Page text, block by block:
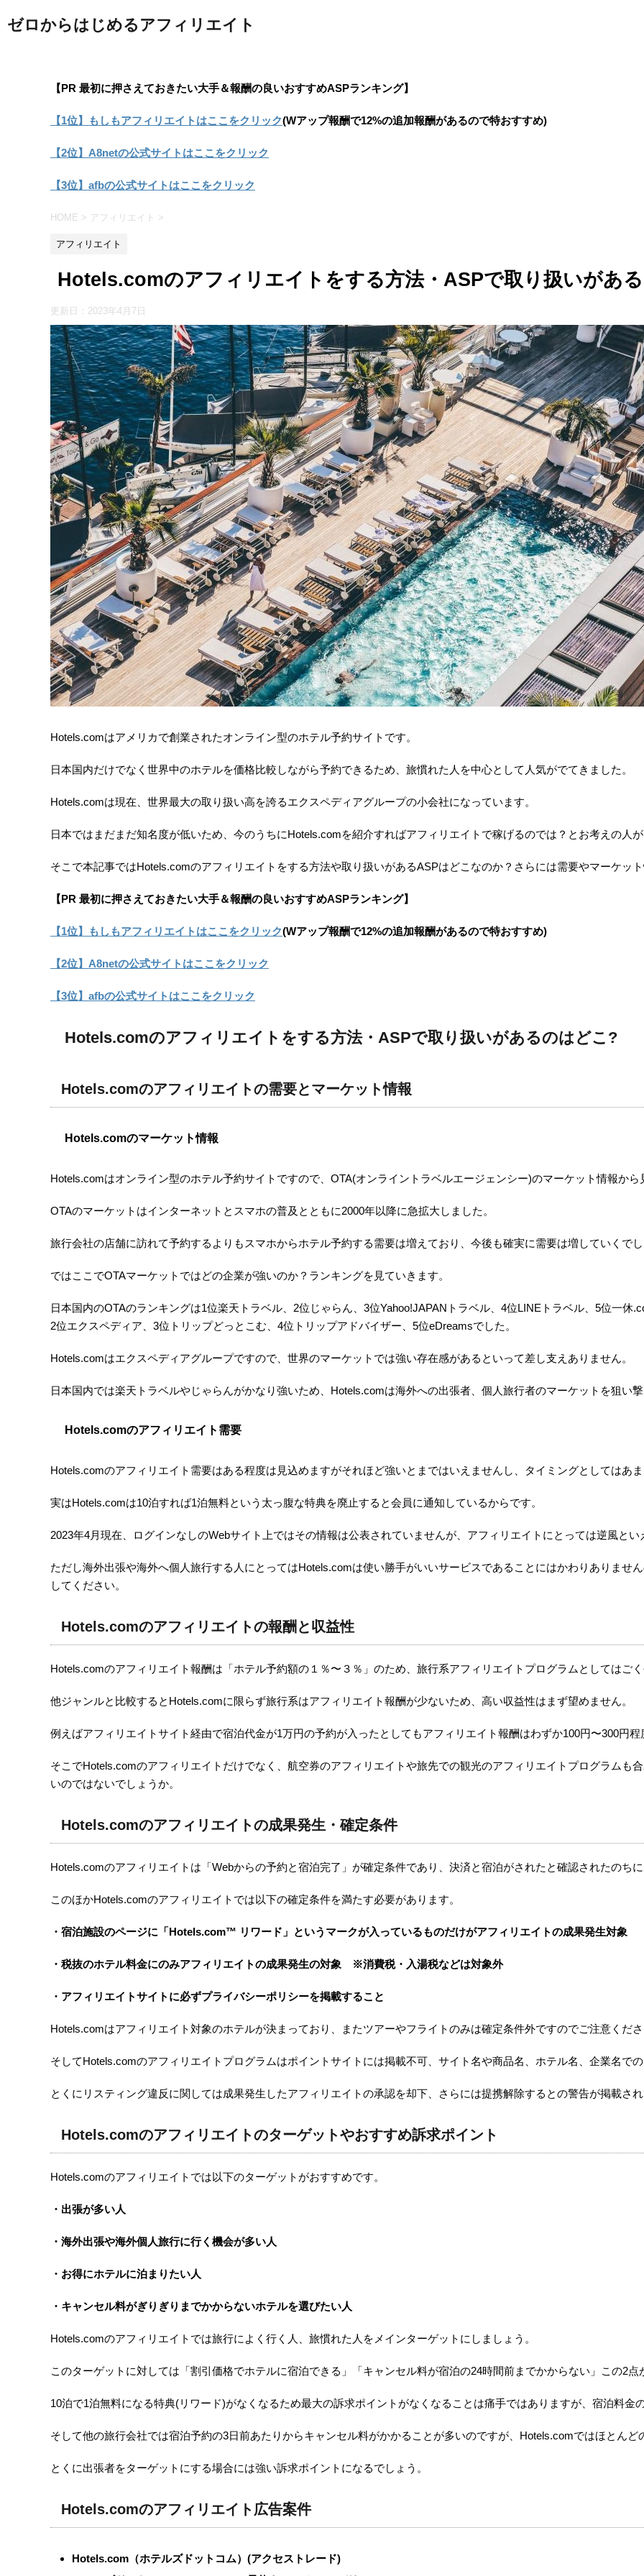
ゼロからはじめるアフィリエイト
【PR 最初に押さえておきたい大手＆報酬の良いおすすめASPランキング】
【1位】もしもアフィリエイトはここをクリック(Wアップ報酬で12%の追加報酬があるので特おすすめ)
【2位】A8netの公式サイトはここをクリック
【3位】afbの公式サイトはここをクリック
HOME > アフィリエイト >
アフィリエイト
Hotels.comのアフィリエイトをする方法・ASPで取り扱いがあ
更新日： 2023年4月7日
Hotels.comはアメリカで創業されたオンライン型のホテル予約サイトです。
日本国内だけでなく世界中のホテルを価格比較しながら予約できるため、旅慣れた人を中心として人気がでてきました。
Hotels.comは現在、世界最大の取り扱い高を誇るエクスペディアグループの小会社になっています。
日本ではまだまだ知名度が低いため、今のうちにHotels.comを紹介すればアフィリエイトで稼げるのでは？とお考えの人が
そこで本記事ではHotels.comのアフィリエイトをする方法や取り扱いがあるASPはどこなのか？さらには需要やマーケッ
【PR 最初に押さえておきたい大手＆報酬の良いおすすめASPランキング】
【1位】もしもアフィリエイトはここをクリック(Wアップ報酬で12%の追加報酬があるので特おすすめ)
【2位】A8netの公式サイトはここをクリック
【3位】afbの公式サイトはここをクリック
Hotels.comのアフィリエイトをする方法・ASPで取り扱いがあるのはどこ?
Hotels.comのアフィリエイトの需要とマーケット情報
Hotels.comのマーケット情報
Hotels.comはオンライン型のホテル予約サイトですので、OTA(オンライントラベルエージェンシー)のマーケット情報から
OTAのマーケットはインターネットとスマホの普及とともに2000年以降に急拡大しました。
旅行会社の店舗に訪れて予約するよりもスマホからホテル予約する需要は増えており、今後も確実に需要は増していくでし
ではここでOTAマーケットではどの企業が強いのか？ランキングを見ていきます。
日本国内のOTAのランキングは1位楽天トラベル、2位じゃらん、3位Yahoo!JAPANトラベル、4位LINEトラベル、5位一休
2位エクスペディア、3位トリップどっとこむ、4位トリップアドバイザー、5位eDreamsでした。
Hotels.comはエクスペディアグループですので、世界のマーケットでは強い存在感があるといって差し支えありません。
日本国内では楽天トラベルやじゃらんがかなり強いため、Hotels.comは海外への出張者、個人旅行者のマーケットを狙い
Hotels.comのアフィリエイト需要
Hotels.comのアフィリエイト需要はある程度は見込めますがそれほど強いとまではいえませんし、タイミングとしてはあま
実はHotels.comは10泊すれば1泊無料という太っ腹な特典を廃止すると会員に通知しているからです。
2023年4月現在、ログインなしのWebサイト上ではその情報は公表されていませんが、アフィリエイトにとっては逆風とい
ただし海外出張や海外へ個人旅行する人にとってはHotels.comは使い勝手がいいサービスであることにはかわりありませ
してください。
Hotels.comのアフィリエイトの報酬と収益性
Hotels.comのアフィリエイト報酬は「ホテル予約額の１％〜３％」のため、旅行系アフィリエイトプログラムとしてはご
他ジャンルと比較するとHotels.comに限らず旅行系はアフィリエイト報酬が少ないため、高い収益性はまず望めません。
例えばアフィリエイトサイト経由で宿泊代金が1万円の予約が入ったとしてもアフィリエイト報酬はわずか100円〜300円程
そこでHotels.comのアフィリエイトだけでなく、航空券のアフィリエイトや旅先での観光のアフィリエイトプログラムも
いのではないでしょうか。
Hotels.comのアフィリエイトの成果発生・確定条件
Hotels.comのアフィリエイトは「Webからの予約と宿泊完了」が確定条件であり、決済と宿泊がされたと確認されたのち
このほかHotels.comのアフィリエイトでは以下の確定条件を満たす必要があります。
・宿泊施設のページに「Hotels.com™ リワード」というマークが入っているものだけがアフィリエイトの成果発生対象
・税抜のホテル料金にのみアフィリエイトの成果発生の対象 ※消費税・入湯税などは対象外
・アフィリエイトサイトに必ずプライバシーポリシーを掲載すること
Hotels.comはアフィリエイト対象のホテルが決まっており、またツアーやフライトのみは確定条件外ですのでご注意くださ
そしてHotels.comのアフィリエイトプログラムはポイントサイトには掲載不可、サイト名や商品名、ホテル名、企業名で
とくにリスティング違反に関しては成果発生したアフィリエイトの承認を却下、さらには提携解除するとの警告が掲載さ
Hotels.comのアフィリエイトのターゲットやおすすめ訴求ポイント
Hotels.comのアフィリエイトでは以下のターゲットがおすすめです。
・出張が多い人
・海外出張や海外個人旅行に行く機会が多い人
・お得にホテルに泊まりたい人
・キャンセル料がぎりぎりまでかからないホテルを選びたい人
Hotels.comのアフィリエイトでは旅行によく行く人、旅慣れた人をメインターゲットにしましょう。
このターゲットに対しては「割引価格でホテルに宿泊できる」「キャンセル料が宿泊の24時間前までかからない」この2点
10泊で1泊無料になる特典(リワード)がなくなるため最大の訴求ポイントがなくなることは痛手ではありますが、宿泊料金
そして他の旅行会社では宿泊予約の3日前あたりからキャンセル料がかかることが多いのですが、Hotels.comではほとんど
とくに出張者をターゲットにする場合には強い訴求ポイントになるでしょう。
Hotels.comのアフィリエイト広告案件
Hotels.com（ホテルズドットコム）(アクセストレード)